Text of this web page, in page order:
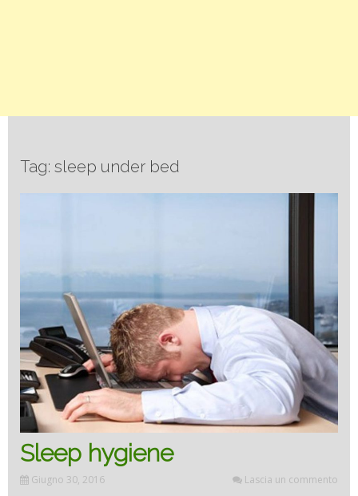
Tag: sleep under bed
Sleep hygiene
Giugno 30, 2016 Lascia un commento